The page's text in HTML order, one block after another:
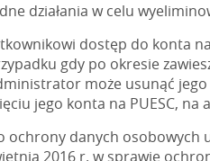
działania w celu
dostęp do konta
gdy po okresie
może usunąć
jego konta na PUESC,
danych osobowych
2016 r. w sprawie